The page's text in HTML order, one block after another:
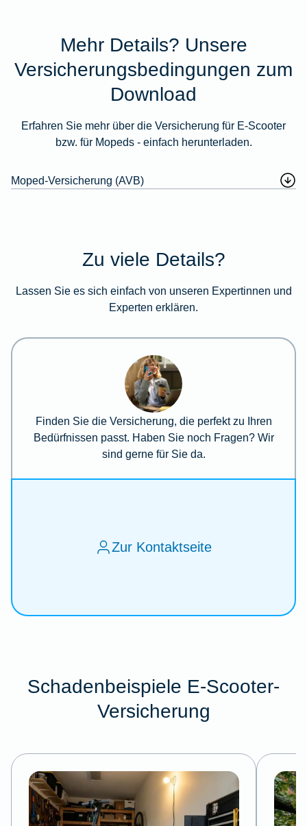
Mehr Details? Unsere
Versicherungsbedingungen zum
Download
Erfahren Sie mehr über die Versicherung für E-Scooter
bzw. für Mopeds - einfach herunterladen.
Moped-Versicherung (AVB)
Zu viele Details?
Lassen Sie es sich einfach von unseren Expertinnen und
Experten erklären.
Finden Sie die Versicherung, die perfekt zu Ihren
Bedürfnissen passt. Haben Sie noch Fragen? Wir
sind gerne für Sie da.
Zur Kontaktseite
Schadenbeispiele E-Scooter-
Versicherung